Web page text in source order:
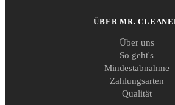
ÜBER MR.
Über uns
So geht's
Mindestabnahme
Zahlungsarten
Qualität